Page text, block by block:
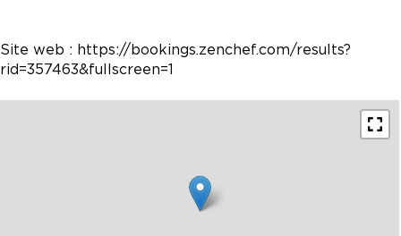
Site web : https://bookings.zenchef.com/results?
rid=357463&fullscreen=1